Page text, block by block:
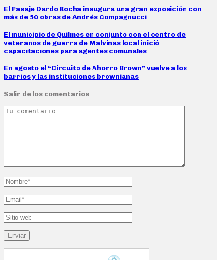
El Pasaje Dardo Rocha inaugura una gran exposición con
más de 50 obras de Andrés Compagnucci
El municipio de Quilmes en conjunto con el centro de
veteranos de guerra de Malvinas local inició
capacitaciones para agentes comunales
En agosto el “Circuito de Ahorro Brown” vuelve a los
barrios y las instituciones brownianas
Salir de los comentarios